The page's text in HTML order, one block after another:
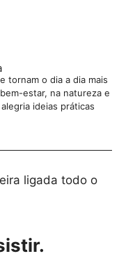
tornam o dia a dia mais
estar, na natureza e
ideias práticas
ligada todo o